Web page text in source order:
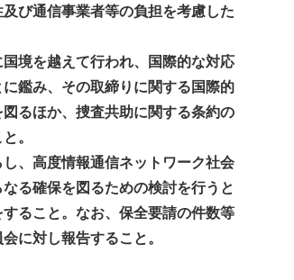
び通信事業者等の負担を考慮した
境を越えて行われ、国際的な対応
鑑み、その取締りに関する国際的
るほか、捜査共助に関する条約の
。
、高度情報通信ネットワーク社会
る確保を図るための検討を行うと
ること。なお、保全要請の件数等
に対し報告すること。